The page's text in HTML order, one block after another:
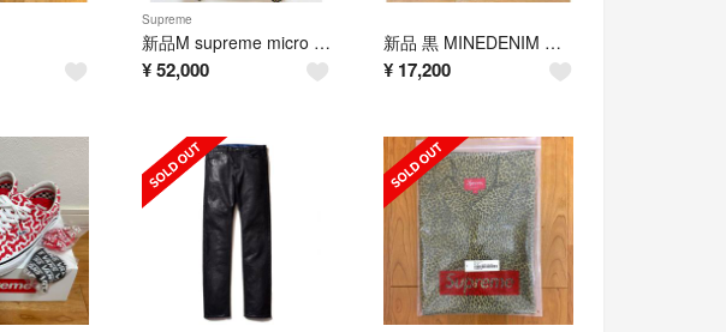
Supreme
新品M supreme micro down half zip pullover
¥ 52,000
新品 黒 MINEDENIM N.Slim Tapered OWS
¥ 17,200